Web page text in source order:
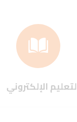
الإلكتروني